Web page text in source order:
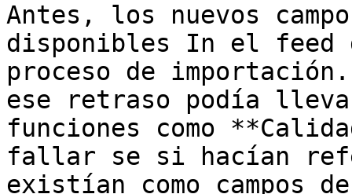
Antes, los nuevos
disponibles In el feed
proceso de
ese retraso podía
funciones como
fallar se si hacían
existían como campos